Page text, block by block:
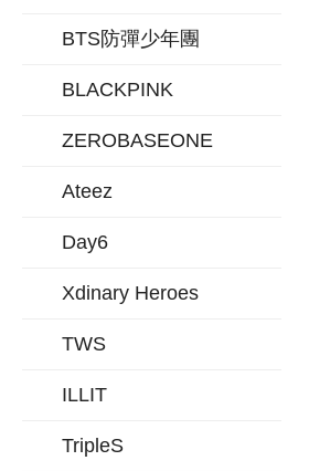
BTS防彈少年團
BLACKPINK
ZEROBASEONE
Ateez
Day6
Xdinary Heroes
TWS
ILLIT
TripleS